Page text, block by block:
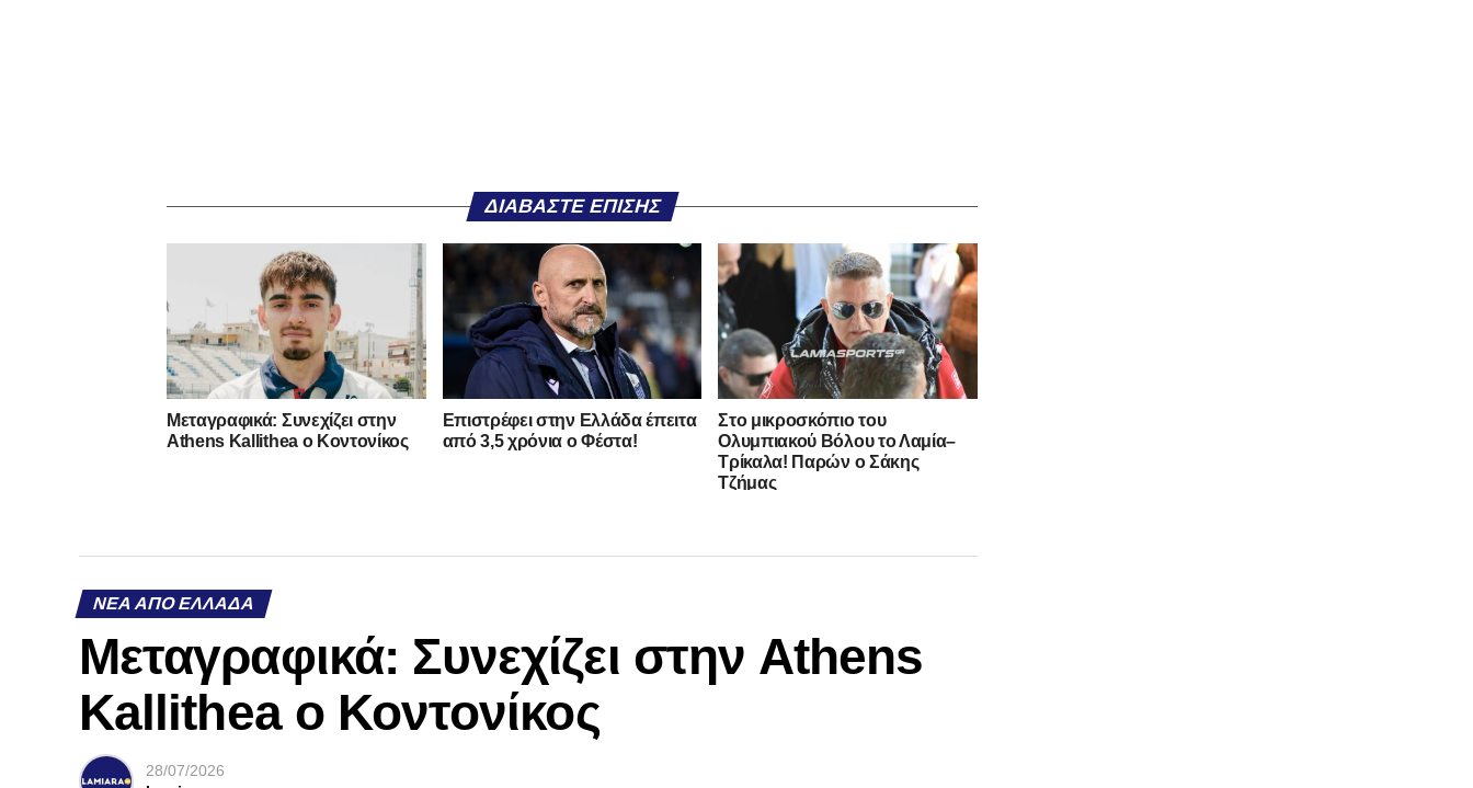
ΔΙΑΒΆΣΤΕ ΕΠΊΣΗΣ
Mεταγραφικά: Συνεχίζει στην
Athens Kallithea ο Κοντονίκος
Επιστρέφει στην Ελλάδα έπειτα
από 3,5 χρόνια ο Φέστα!
Στο μικροσκόπιο του
Ολυμπιακού Βόλου το Λαμία–
Τρίκαλα! Παρών ο Σάκης
Τζήμας
ΝΈΑ ΑΠΌ ΕΛΛΆΔΑ
Mεταγραφικά: Συνεχίζει στην Athens
Kallithea ο Κοντονίκος
28/07/2026